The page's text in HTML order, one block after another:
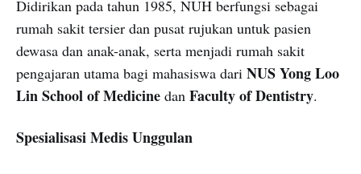
Didirikan pada tahun 1985, NUH berfungsi sebagai
rumah sakit tersier dan pusat rujukan untuk pasien
dewasa dan anak-anak, serta menjadi rumah sakit
pengajaran utama bagi mahasiswa dari NUS Yong Loo
Lin School of Medicine dan Faculty of Dentistry.
Spesialisasi Medis Unggulan